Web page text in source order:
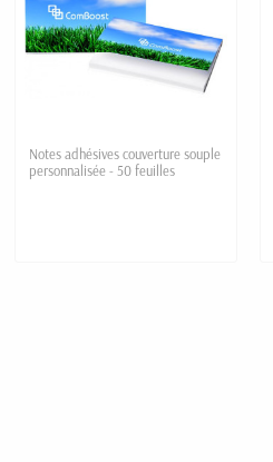
Notes adhésives couverture souple
personnalisée - 50 feuilles